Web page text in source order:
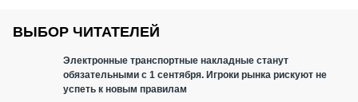
ВЫБОР ЧИТАТЕЛЕЙ
Электронные транспортные накладные станут
обязательными с 1 сентября. Игроки рынка рискуют не
успеть к новым правилам